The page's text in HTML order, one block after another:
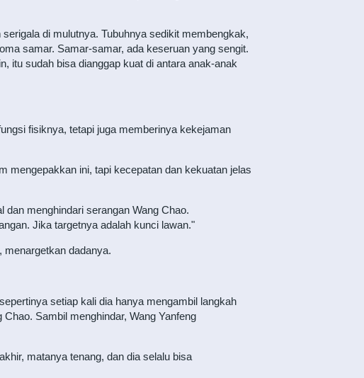
di mulutnya. Tubuhnya sedikit membengkak,
samar. Samar-samar, ada keseruan yang sengit.
itu sudah bisa dianggap kuat di antara anak-anak
fisiknya, tetapi juga memberinya kekejaman
mengepakkan ini, tapi kecepatan dan kekuatan jelas
dan menghindari serangan Wang Chao.
Jika targetnya adalah kunci lawan."
menargetkan dadanya.
setiap kali dia hanya mengambil langkah
Sambil menghindar, Wang Yanfeng
matanya tenang, dan dia selalu bisa